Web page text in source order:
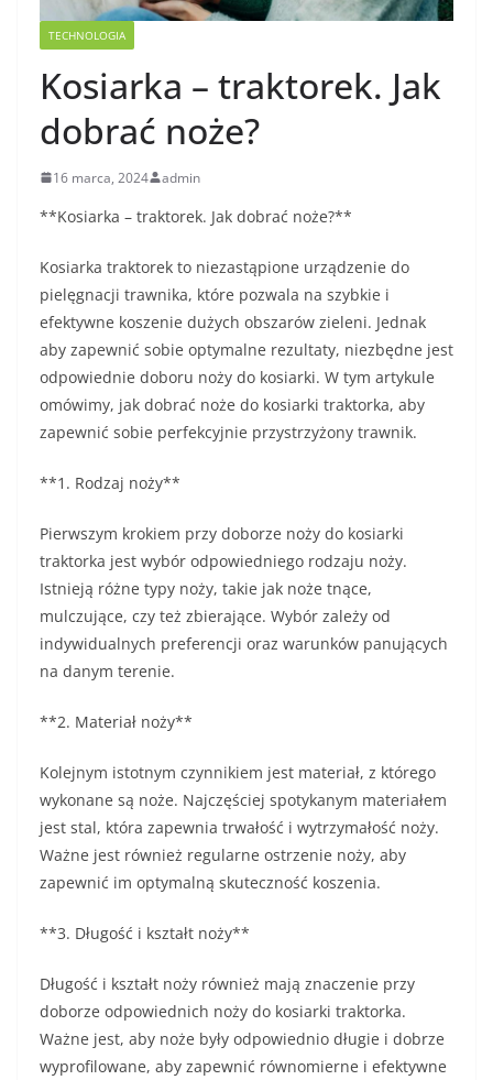
TECHNOLOGIA
Kosiarka – traktorek. Jak
dobrać noże?
16 marca, 2024 admin
**Kosiarka – traktorek. Jak dobrać noże?**
Kosiarka traktorek to niezastąpione urządzenie do
pielęgnacji trawnika, które pozwala na szybkie i
efektywne koszenie dużych obszarów zieleni. Jednak
aby zapewnić sobie optymalne rezultaty, niezbędne jest
odpowiednie doboru noży do kosiarki. W tym artykule
omówimy, jak dobrać noże do kosiarki traktorka, aby
zapewnić sobie perfekcyjnie przystrzyżony trawnik.
**1. Rodzaj noży**
Pierwszym krokiem przy doborze noży do kosiarki
traktorka jest wybór odpowiedniego rodzaju noży.
Istnieją różne typy noży, takie jak noże tnące,
mulczujące, czy też zbierające. Wybór zależy od
indywidualnych preferencji oraz warunków panujących
na danym terenie.
**2. Materiał noży**
Kolejnym istotnym czynnikiem jest materiał, z którego
wykonane są noże. Najczęściej spotykanym materiałem
jest stal, która zapewnia trwałość i wytrzymałość noży.
Ważne jest również regularne ostrzenie noży, aby
zapewnić im optymalną skuteczność koszenia.
**3. Długość i kształt noży**
Długość i kształt noży również mają znaczenie przy
doborze odpowiednich noży do kosiarki traktorka.
Ważne jest, aby noże były odpowiednio długie i dobrze
wyprofilowane, aby zapewnić równomierne i efektywne